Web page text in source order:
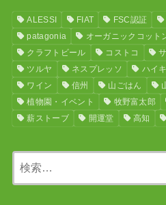
ALESSI FIAT FSC認証
patagonia
オーガニックコット
クラフトビール
コストコ
ツルヤ
ネスプレッソ ハイ
ワイン
信州 山ごはん
植物園・イベント
牧野富太郎
薪ストーブ
開運堂 高知